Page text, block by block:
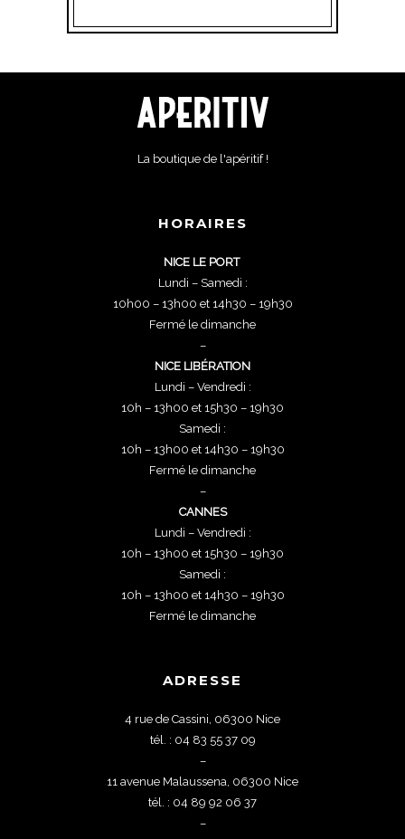
La boutique de l'apéritif !
HORAIRES
NICE LE PORT
Lundi – Samedi :
10h00 – 13h00 et 14h30 – 19h30
Fermé le dimanche
–
NICE LIBÉRATION
Lundi – Vendredi :
10h – 13h00 et 15h30 – 19h30
Samedi :
10h – 13h00 et 14h30 – 19h30
Fermé le dimanche
–
CANNES
Lundi – Vendredi :
10h – 13h00 et 15h30 – 19h30
Samedi :
10h – 13h00 et 14h30 – 19h30
Fermé le dimanche
ADRESSE
4 rue de Cassini, 06300 Nice
tél. : 04 83 55 37 09
–
11 avenue Malaussena, 06300 Nice
tél. : 04 89 92 06 37
–